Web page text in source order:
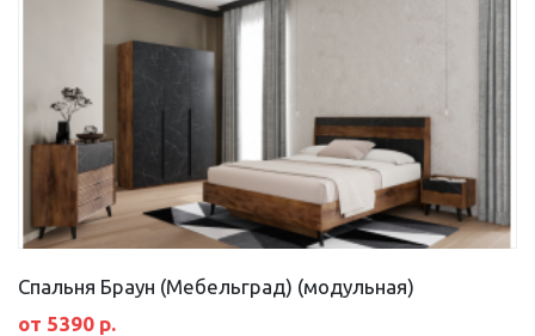
Спальня Браун (Мебельград) (модульная)
от 5390 р.